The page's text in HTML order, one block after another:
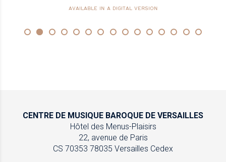
AVAILABLE IN A DIGITAL VERSION
CENTRE DE MUSIQUE BAROQUE DE VERSAILLES
Hôtel des Menus-Plaisirs
22, avenue de Paris
CS 70353 78035 Versailles Cedex